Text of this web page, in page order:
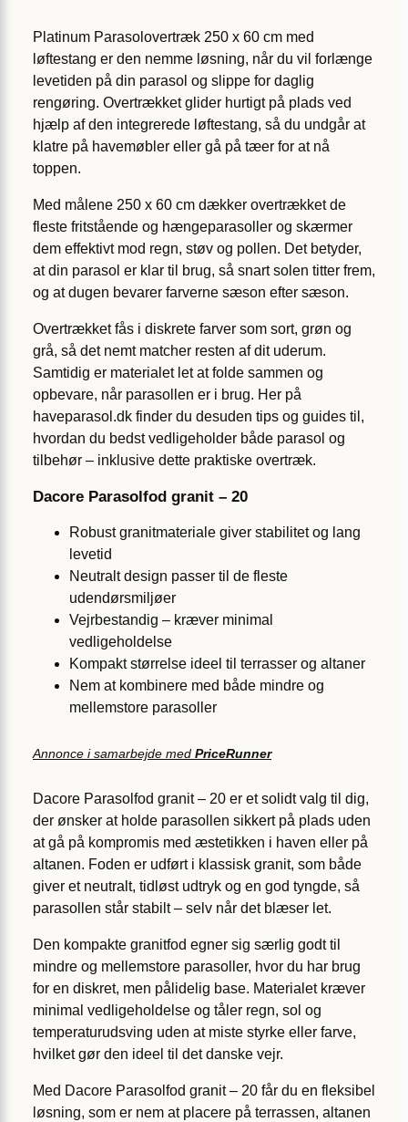
Platinum Parasolovertræk 250 x 60 cm med
løftestang er den nemme løsning, når du vil forlænge
levetiden på din parasol og slippe for daglig
rengøring. Overtrækket glider hurtigt på plads ved
hjælp af den integrerede løftestang, så du undgår at
klatre på havemøbler eller gå på tæer for at nå
toppen.
Med målene 250 x 60 cm dækker overtrækket de
fleste fritstående og hængeparasoller og skærmer
dem effektivt mod regn, støv og pollen. Det betyder,
at din parasol er klar til brug, så snart solen titter frem,
og at dugen bevarer farverne sæson efter sæson.
Overtrækket fås i diskrete farver som sort, grøn og
grå, så det nemt matcher resten af dit uderum.
Samtidig er materialet let at folde sammen og
opbevare, når parasollen er i brug. Her på
haveparasol.dk finder du desuden tips og guides til,
hvordan du bedst vedligeholder både parasol og
tilbehør – inklusive dette praktiske overtræk.
Dacore Parasolfod granit – 20
Robust granitmateriale giver stabilitet og lang
levetid
Neutralt design passer til de fleste
udendørsmiljøer
Vejrbestandig – kræver minimal
vedligeholdelse
Kompakt størrelse ideel til terrasser og altaner
Nem at kombinere med både mindre og
mellemstore parasoller
Annonce i samarbejde med PriceRunner
Dacore Parasolfod granit – 20 er et solidt valg til dig,
der ønsker at holde parasollen sikkert på plads uden
at gå på kompromis med æstetikken i haven eller på
altanen. Foden er udført i klassisk granit, som både
giver et neutralt, tidløst udtryk og en god tyngde, så
parasollen står stabilt – selv når det blæser let.
Den kompakte granitfod egner sig særlig godt til
mindre og mellemstore parasoller, hvor du har brug
for en diskret, men pålidelig base. Materialet kræver
minimal vedligeholdelse og tåler regn, sol og
temperaturudsving uden at miste styrke eller farve,
hvilket gør den ideel til det danske vejr.
Med Dacore Parasolfod granit – 20 får du en fleksibel
løsning, som er nem at placere på terrassen, altanen